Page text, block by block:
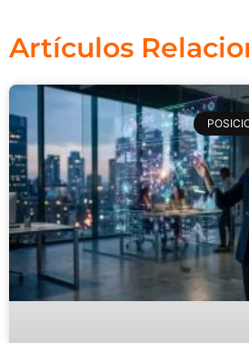
Artículos